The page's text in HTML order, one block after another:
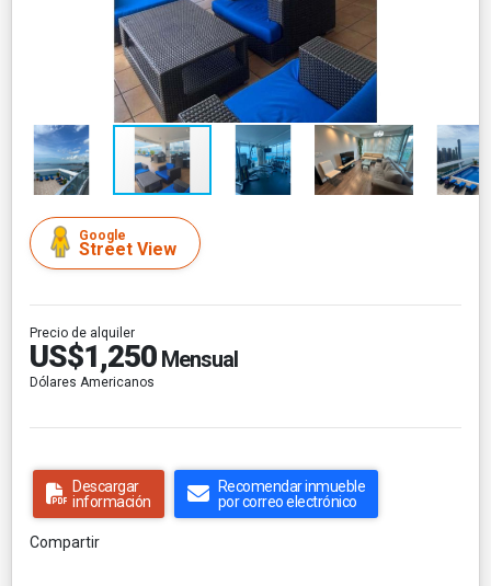
Google
Street View
Precio de alquiler
US$1,250 Mensual
Dólares Americanos
Descargar
información
Recomendar inmueble
por correo electrónico
Compartir